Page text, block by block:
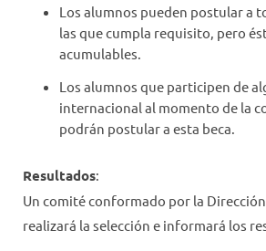
Los alumnos pueden postular a
las que cumpla requisito, pero
acumulables.
Los alumnos que participen de
internacional al momento de la
podrán postular a esta beca.
Resultados:
Un comité conformado por la
realizará la selección e informará los